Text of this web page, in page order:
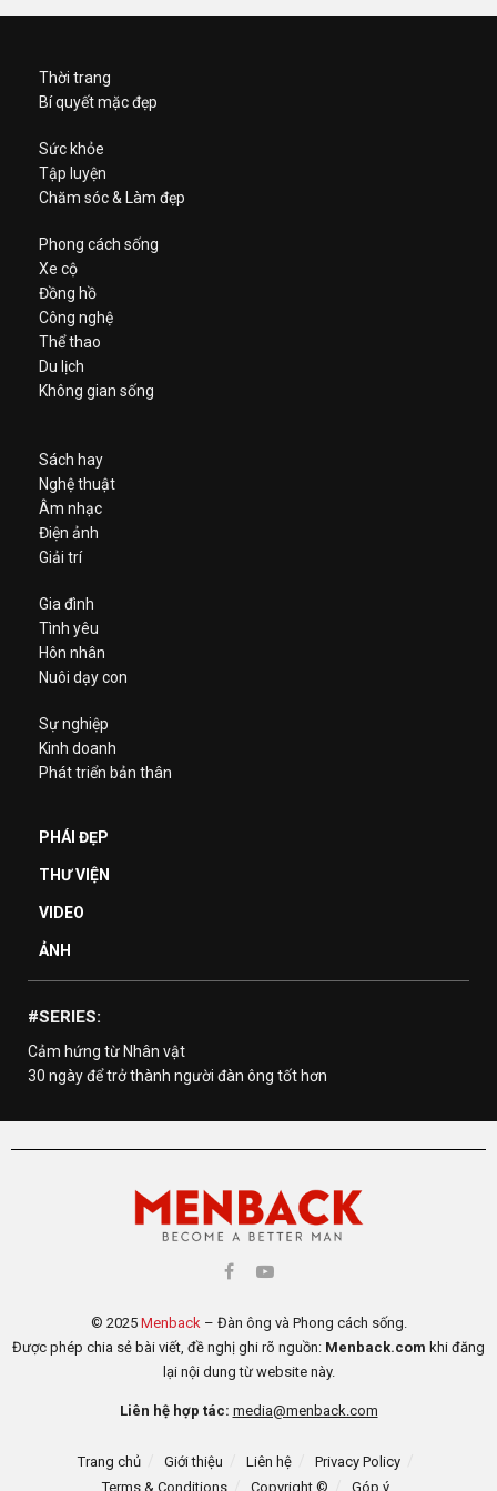
Thời trang
Bí quyết mặc đẹp
Sức khỏe
Tập luyện
Chăm sóc & Làm đẹp
Phong cách sống
Xe cộ
Đồng hồ
Công nghệ
Thể thao
Du lịch
Không gian sống
Sách hay
Nghệ thuật
Âm nhạc
Điện ảnh
Giải trí
Gia đình
Tình yêu
Hôn nhân
Nuôi dạy con
Sự nghiệp
Kinh doanh
Phát triển bản thân
PHÁI ĐẸP
THƯ VIỆN
VIDEO
ẢNH
#SERIES:
Cảm hứng từ Nhân vật
30 ngày để trở thành người đàn ông tốt hơn
© 2025 Menback– Đàn ông và Phong cách sống.
Được phép chia sẻ bài viết, đề nghị ghi rõ nguồn: Menback.com khi đăng
lại nội dung từ website này.
Liên hệ hợp tác: media@menback.com
Trang chủ Giới thiệu Liên hệ
Privacy Policy
Terms & Conditions
Copyright © Góp ý